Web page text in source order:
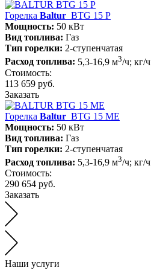
Горелка Baltur BTG 15 P
Мощность: 50 кВт
Вид топлива: Газ
Тип горелки: 2-ступенчатая
Расход топлива: 5,3-16,9 м3/ч; кг/ч
Стоимость:
113 659 руб.
Заказать
Горелка Baltur BTG 15 ME
Мощность: 50 кВт
Вид топлива: Газ
Тип горелки: 2-ступенчатая
Расход топлива: 5,3-16,9 м3/ч; кг/ч
Стоимость:
290 654 руб.
Заказать
Наши услуги